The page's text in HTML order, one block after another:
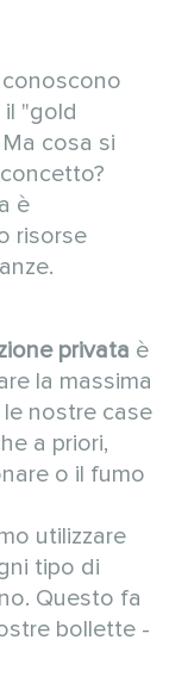
"gold
cosa si
è
risorse
privata è
la massima
nostre case
a priori,
o il fumo
utilizzare
tipo di
Questo fa
bollette -